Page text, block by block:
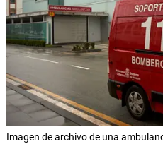
Imagen de archivo de una